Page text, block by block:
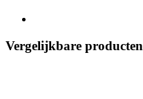
Vergelijkbare producten